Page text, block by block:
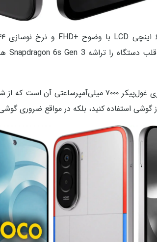
گوشی استفاده کنید، بلکه در مواقع ضروری